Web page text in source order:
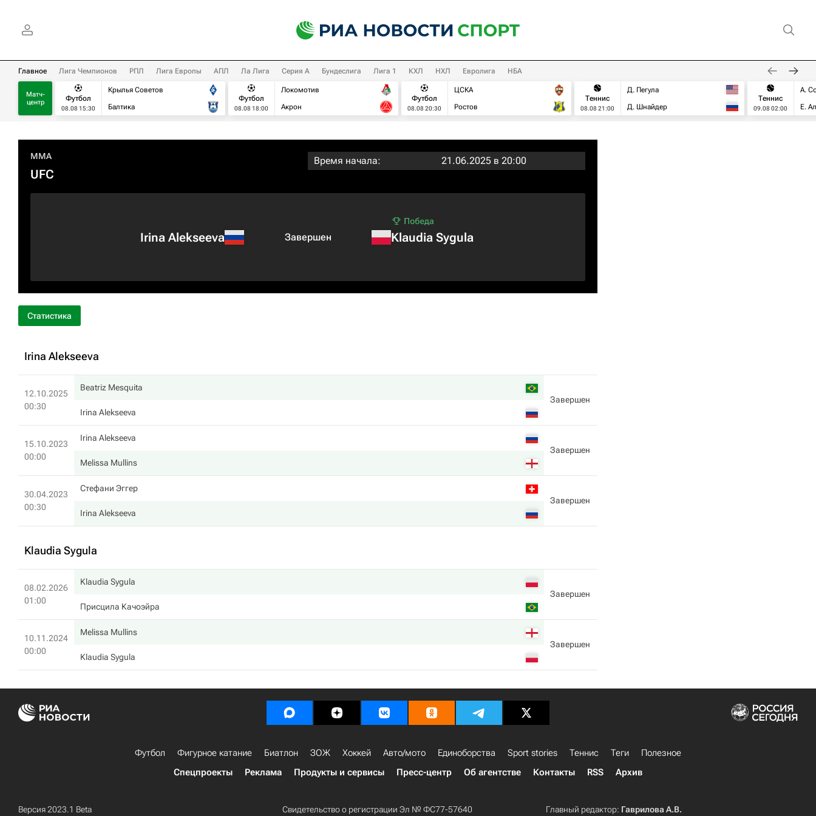
Главное Лига Чемпионов РПЛ Лига Европы АПЛ Ла Лига Серия А Бундеслига Лига 1 КХЛ НХЛ Евролига НБА
Матч-
центр
Футбол
08.08 15:30
Крылья Советов
Балтика
Футбол
08.08 18:00
Локомотив
Акрон
Футбол
08.08 20:30
ЦСКА
Ростов
Теннис
08.08 21:00
Д. Пегула
Д. Шнайдер
Теннис
09.08 02:00
А.
Е.
MMA
UFC
Время начала: 21.06.2025 в 20:00
Irina Alekseeva Завершен Klaudia Sygula
Статистика
Irina Alekseeva
12.10.2025
00:30
Beatriz Mesquita
Завершен
Irina Alekseeva
15.10.2023
00:00
Irina Alekseeva
Завершен
Melissa Mullins
30.04.2023
00:30
Стефани Эггер
Завершен
Irina Alekseeva
Klaudia Sygula
08.02.2026
01:00
Klaudia Sygula
Завершен
Присцила Качоэйра
10.11.2024
00:00
Melissa Mullins
Завершен
Klaudia Sygula
Футбол Фигурное катание Биатлон ЗОЖ Хоккей Авто/мото Единоборства Sport stories Теннис Теги
Полезное
Спецпроекты
Реклама Продукты и сервисы Пресс-центр Об агентстве Контакты RSS Архив
Версия 2023.1 Beta Свидетельство о регистрации Эл № ФС77-57640 Главный редактор: Гаврилова А.В.